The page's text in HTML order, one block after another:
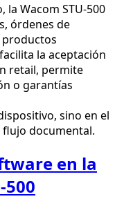
Wacom STU-500
órdenes de
la aceptación
retail, permite
o garantías
sino en el
documental.
en la
500